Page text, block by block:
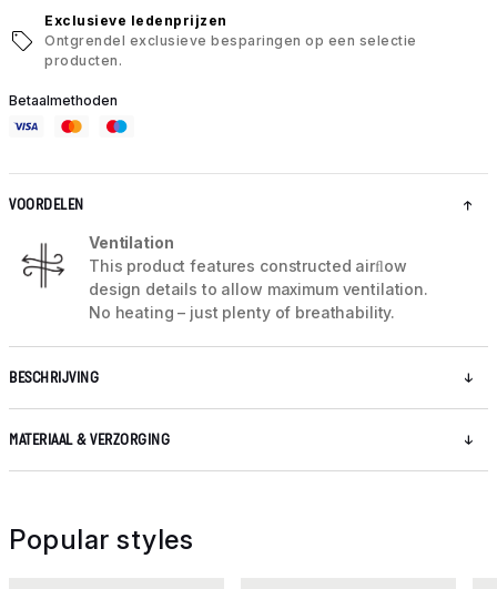
Exclusieve ledenprijzen
Ontgrendel exclusieve besparingen op een selectie
producten.
Betaalmethoden
VOORDELEN
Ventilation
This product features constructed airﬂow
design details to allow maximum ventilation.
No heating – just plenty of breathability.
BESCHRIJVING
MATERIAAL & VERZORGING
Popular styles